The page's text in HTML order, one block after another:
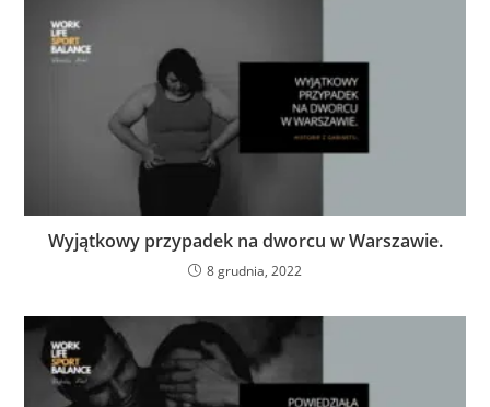
Wyjątkowy przypadek na dworcu w Warszawie.
8 grudnia, 2022